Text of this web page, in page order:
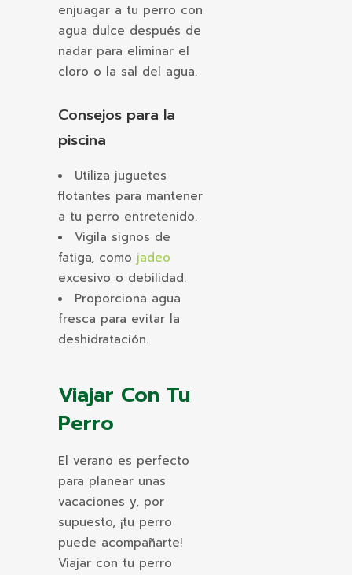
enjuagar a tu perro con
agua dulce después de
nadar para eliminar el
cloro o la sal del agua.
Consejos para la
piscina
Utiliza juguetes
flotantes para mantener
a tu perro entretenido.
Vigila signos de
fatiga, como jadeo
excesivo o debilidad.
Proporciona agua
fresca para evitar la
deshidratación.
Viajar Con Tu
Perro
El verano es perfecto
para planear unas
vacaciones y, por
supuesto, ¡tu perro
puede acompañarte!
Viajar con tu perro